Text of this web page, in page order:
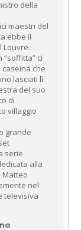
della
maestri del
ebbe il
Louvre.
“soffitta” ci
che
lasciati lì
del suo
di
villaggio
grande
serie
alla
Matteo
nel
televisiva